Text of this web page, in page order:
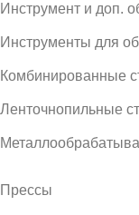
Инструмент и доп.
Инструменты для
Комбинированные
Ленточнопильные
Прессы